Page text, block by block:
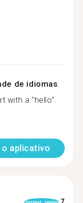
de idiomas
with a "hello".
o aplicativo
format_quote